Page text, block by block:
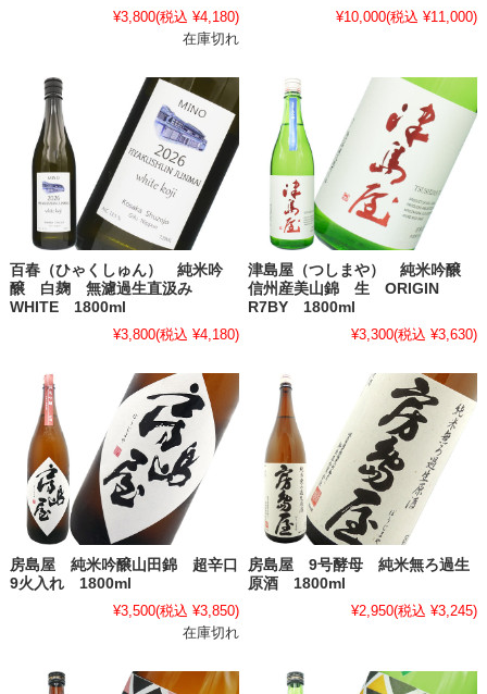
¥3,800(税込 ¥4,180)
在庫切れ
¥10,000(税込 ¥11,000)
百春（ひゃくしゅん） 純米吟
醸 白麹 無濾過生直汲み
WHITE 1800ml
¥3,800(税込 ¥4,180)
津島屋（つしまや） 純米吟醸
信州産美山錦 生 ORIGIN
R7BY 1800ml
¥3,300(税込 ¥3,630)
房島屋 純米吟醸山田錦 超辛口
9火入れ 1800ml
¥3,500(税込 ¥3,850)
在庫切れ
房島屋 9号酵母 純米無ろ過生
原酒 1800ml
¥2,950(税込 ¥3,245)